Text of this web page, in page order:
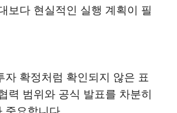
보다 현실적인 실행 계획이 필
자 확정처럼 확인되지 않은 표
력 범위와 공식 발표를 차분히